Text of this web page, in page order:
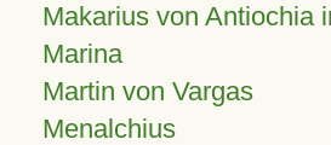
Makarius von Antiochia
Marina
Martin von Vargas
Menalchius